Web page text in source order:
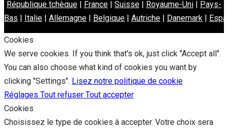
République tchèque | France | Suisse | Royaume-Uni | Pays-
Bas | Italie | Allemagne | Belgique | Autriche | Danemark |
Cookies
We serve cookies. If you think that's ok, just click "Accept all".
You can also choose what kind of cookies you want by
clicking "Settings". Lisez notre politique de cookie
Réglages Tout refuser Tout accepter
Cookies
Choisissez le type de cookies à accepter. Votre choix sera